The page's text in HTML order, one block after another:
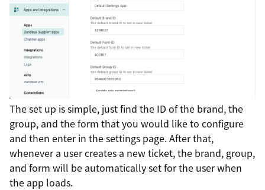
The set up is simple, just find the ID of the brand, the
group, and the form that you would like to configure
and then enter in the settings page. After that,
whenever a user creates a new ticket, the brand, group,
and form will be automatically set for the user when
the app loads.